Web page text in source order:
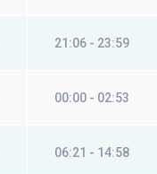
21:06 - 23:59
00:00 - 02:53
06:21 - 14:58